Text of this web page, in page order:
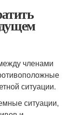
членами
ситуации.
ситуации,